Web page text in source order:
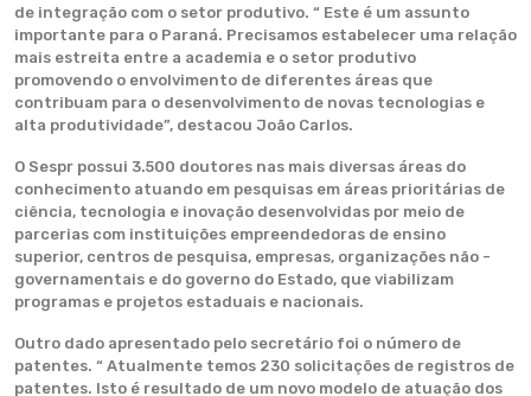
de integração com o setor produtivo. “ Este é um assunto
importante para o Paraná. Precisamos estabelecer uma relação
mais estreita entre a academia e o setor produtivo
promovendo o envolvimento de diferentes áreas que
contribuam para o desenvolvimento de novas tecnologias e
alta produtividade”, destacou João Carlos.
O Sespr possui 3.500 doutores nas mais diversas áreas do
conhecimento atuando em pesquisas em áreas prioritárias de
ciência, tecnologia e inovação desenvolvidas por meio de
parcerias com instituições empreendedoras de ensino
superior, centros de pesquisa, empresas, organizações não -
governamentais e do governo do Estado, que viabilizam
programas e projetos estaduais e nacionais.
Outro dado apresentado pelo secretário foi o número de
patentes. “ Atualmente temos 230 solicitações de registros de
patentes. Isto é resultado de um novo modelo de atuação dos